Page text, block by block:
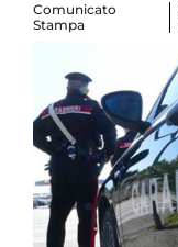
Comunicato
Stampa